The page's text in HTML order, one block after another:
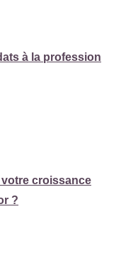
à la profession
croissance
?